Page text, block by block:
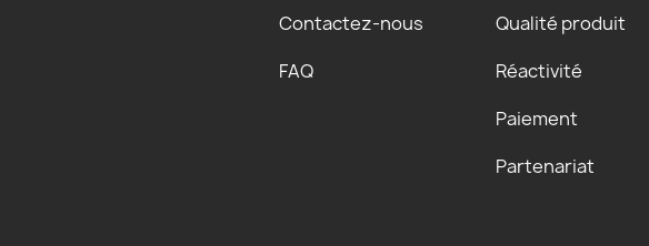
Contactez-nous
FAQ
Qualité produit
Réactivité
Paiement
Partenariat